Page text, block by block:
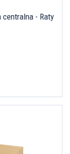
centralna - Raty